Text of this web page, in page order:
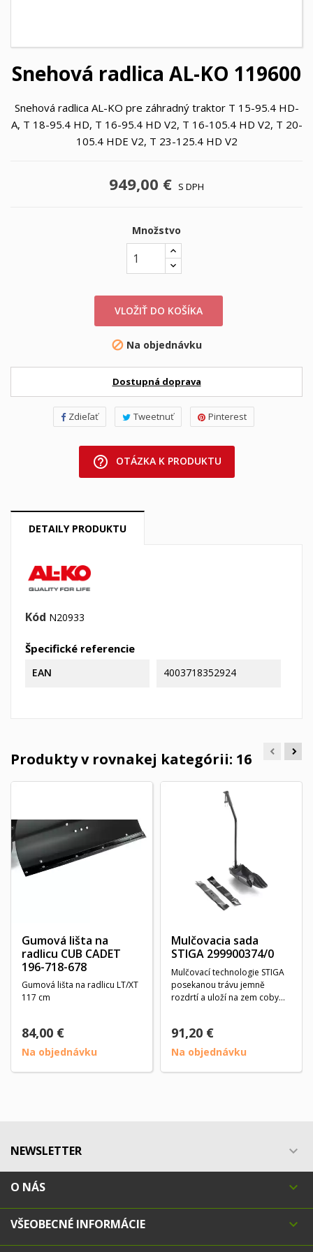
Snehová radlica AL-KO 119600
Snehová radlica AL-KO pre záhradný traktor T 15-95.4 HD-
A, T 18-95.4 HD, T 16-95.4 HD V2, T 16-105.4 HD V2, T 20-
105.4 HDE V2, T 23-125.4 HD V2
949,00 € S DPH
Množstvo
VLOŽIŤ DO KOŠÍKA
 Na objednávku
Dostupná doprava
Zdieľať Tweetnuť Pinterest
help_outline OTÁZKA K PRODUKTU
DETAILY PRODUKTU
Kód N20933
Špecifické referencie
EAN 4003718352924
Produkty v rovnakej kategórii: 16
Gumová lišta na
radlicu CUB CADET
196-718-678
Gumová lišta na radlicu LT/XT
117 cm
84,00 €
Na objednávku
Mulčovacia sada
STIGA 299900374/0
Mulčovací technologie STIGA
posekanou trávu jemně
rozdrtí a uloží na zem coby
91,20 €
Na objednávku
NEWSLETTER 
O NÁS 
VŠEOBECNÉ INFORMÁCIE 